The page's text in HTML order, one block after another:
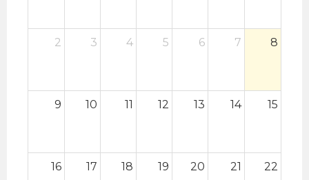
2 3 4 5 6 7 8
9 10 11 12 13 14 15
16 17 18 19 20 21 22